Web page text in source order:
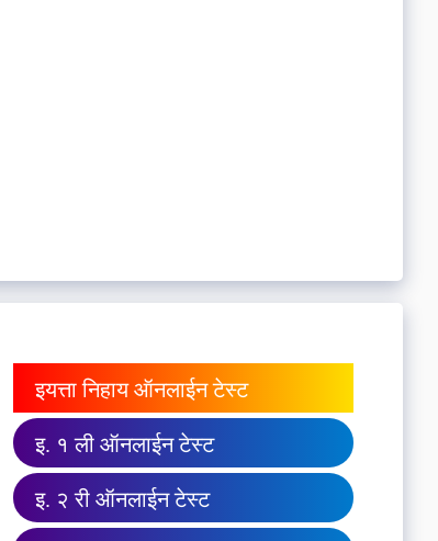
इयत्ता निहाय ऑनलाईन टेस्ट
इ. १ ली ऑनलाईन टेस्ट
इ. २ री ऑनलाईन टेस्ट